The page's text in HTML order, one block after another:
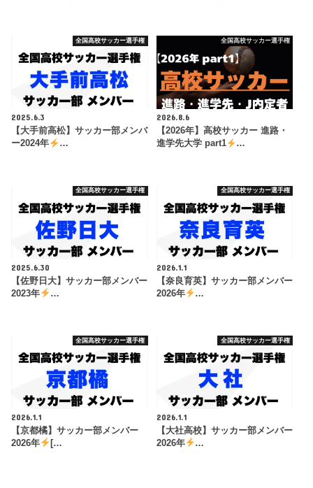
全国高校サッカー選手権
2025.6.3
【大手前高松】サッカー部メンバ
ー2024年
…
全国高校サッカー選手権
2026.8.6
【2026年】高校サッカー 進路・
進学先大学 part1
…
全国高校サッカー選手権
2025.6.30
【佐野日大】サッカー部メンバー
2023年
…
全国高校サッカー選手権
2026.1.1
【奈良育英】サッカー部メンバー
2026年
…
全国高校サッカー選手権
2026.1.1
【京都橘】サッカー部メンバー
2026年
[…
全国高校サッカー選手権
2026.1.1
【大社高校】サッカー部メンバー
2026年
…